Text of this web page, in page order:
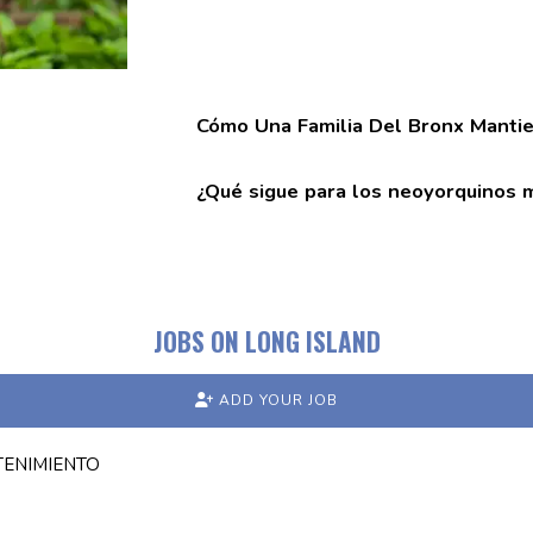
Cómo Una Familia Del Bronx
¿Qué sigue para los neoyorquinos
JOBS ON LONG ISLAND
ADD YOUR JOB